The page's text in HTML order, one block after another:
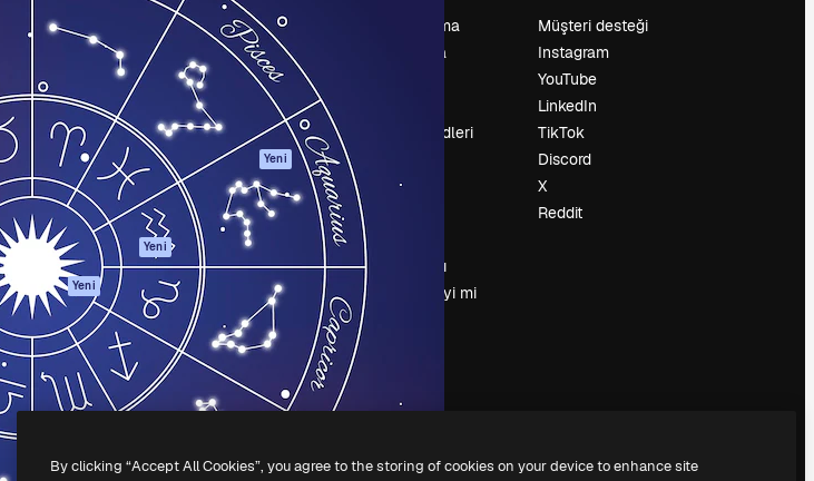
Spaces
AI Asistanı
AI Görüntü
Oluşturucu
AI video
oluşturucu
AI ses oluşturucu
Stok içerik
Claude/ChatGPT
için MCP
Yeni
Ajanlar Yeni
API
Mobil Uygulama
Tüm Magnific
araçları
Academy
Dokümantasyon
Destek
Kullanım Şartları
Gizlilik Politikası
Orijinaller
Yeni
Çerez politikası
Güven merkezi
Satış ortakları
Kurumsal
Fiyatlandırma
Hakkımızda
Arama trendleri
Olaylar
Slidesgo
İçerik satışı
Basın odası
Magnific.ai’yi mi
arıyorsun?
Müşteri desteği
Instagram
YouTube
LinkedIn
TikTok
Discord
X
Reddit
Her hakkı saklıdır
By clicking “Accept All Cookies”, you agree to the storing of cookies on your device to enhance site